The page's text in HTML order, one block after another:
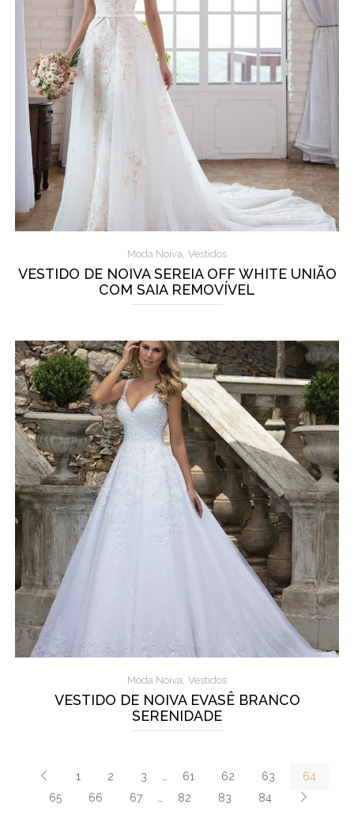
Moda Noiva, Vestidos
VESTIDO DE NOIVA SEREIA OFF WHITE UNIÃO
COM SAIA REMOVÍVEL
Moda Noiva, Vestidos
VESTIDO DE NOIVA EVASÊ BRANCO
SERENIDADE
1 2 3 61 62 63
64
65
66 67 82 83 84